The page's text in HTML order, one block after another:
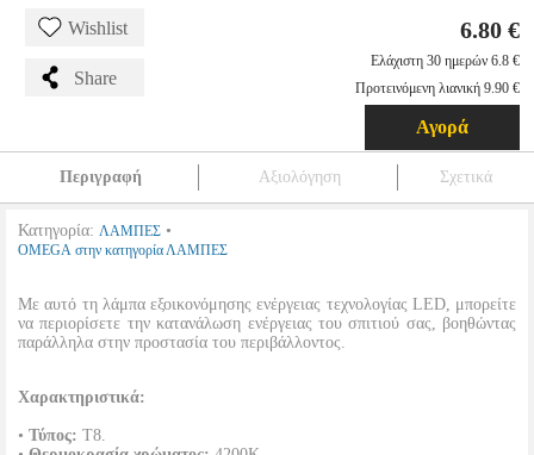
Wishlist
Share
6.80 €
Ελάχιστη 30 ημερών 6.8 €
Προτεινόμενη λιανική 9.90 €
Αγορά
Περιγραφή Αξιολόγηση Σχετικά
Κατηγορία: ΛΑΜΠΕΣ •
OMEGA στην κατηγορία ΛΑΜΠΕΣ
Με αυτό τη λάμπα εξοικονόμησης ενέργειας τεχνολογίας LED, μπορείτε
να περιορίσετε την κατανάλωση ενέργειας του σπιτιού σας, βοηθώντας
παράλληλα στην προστασία του περιβάλλοντος.
Χαρακτηριστικά:
• Τύπος: T8.